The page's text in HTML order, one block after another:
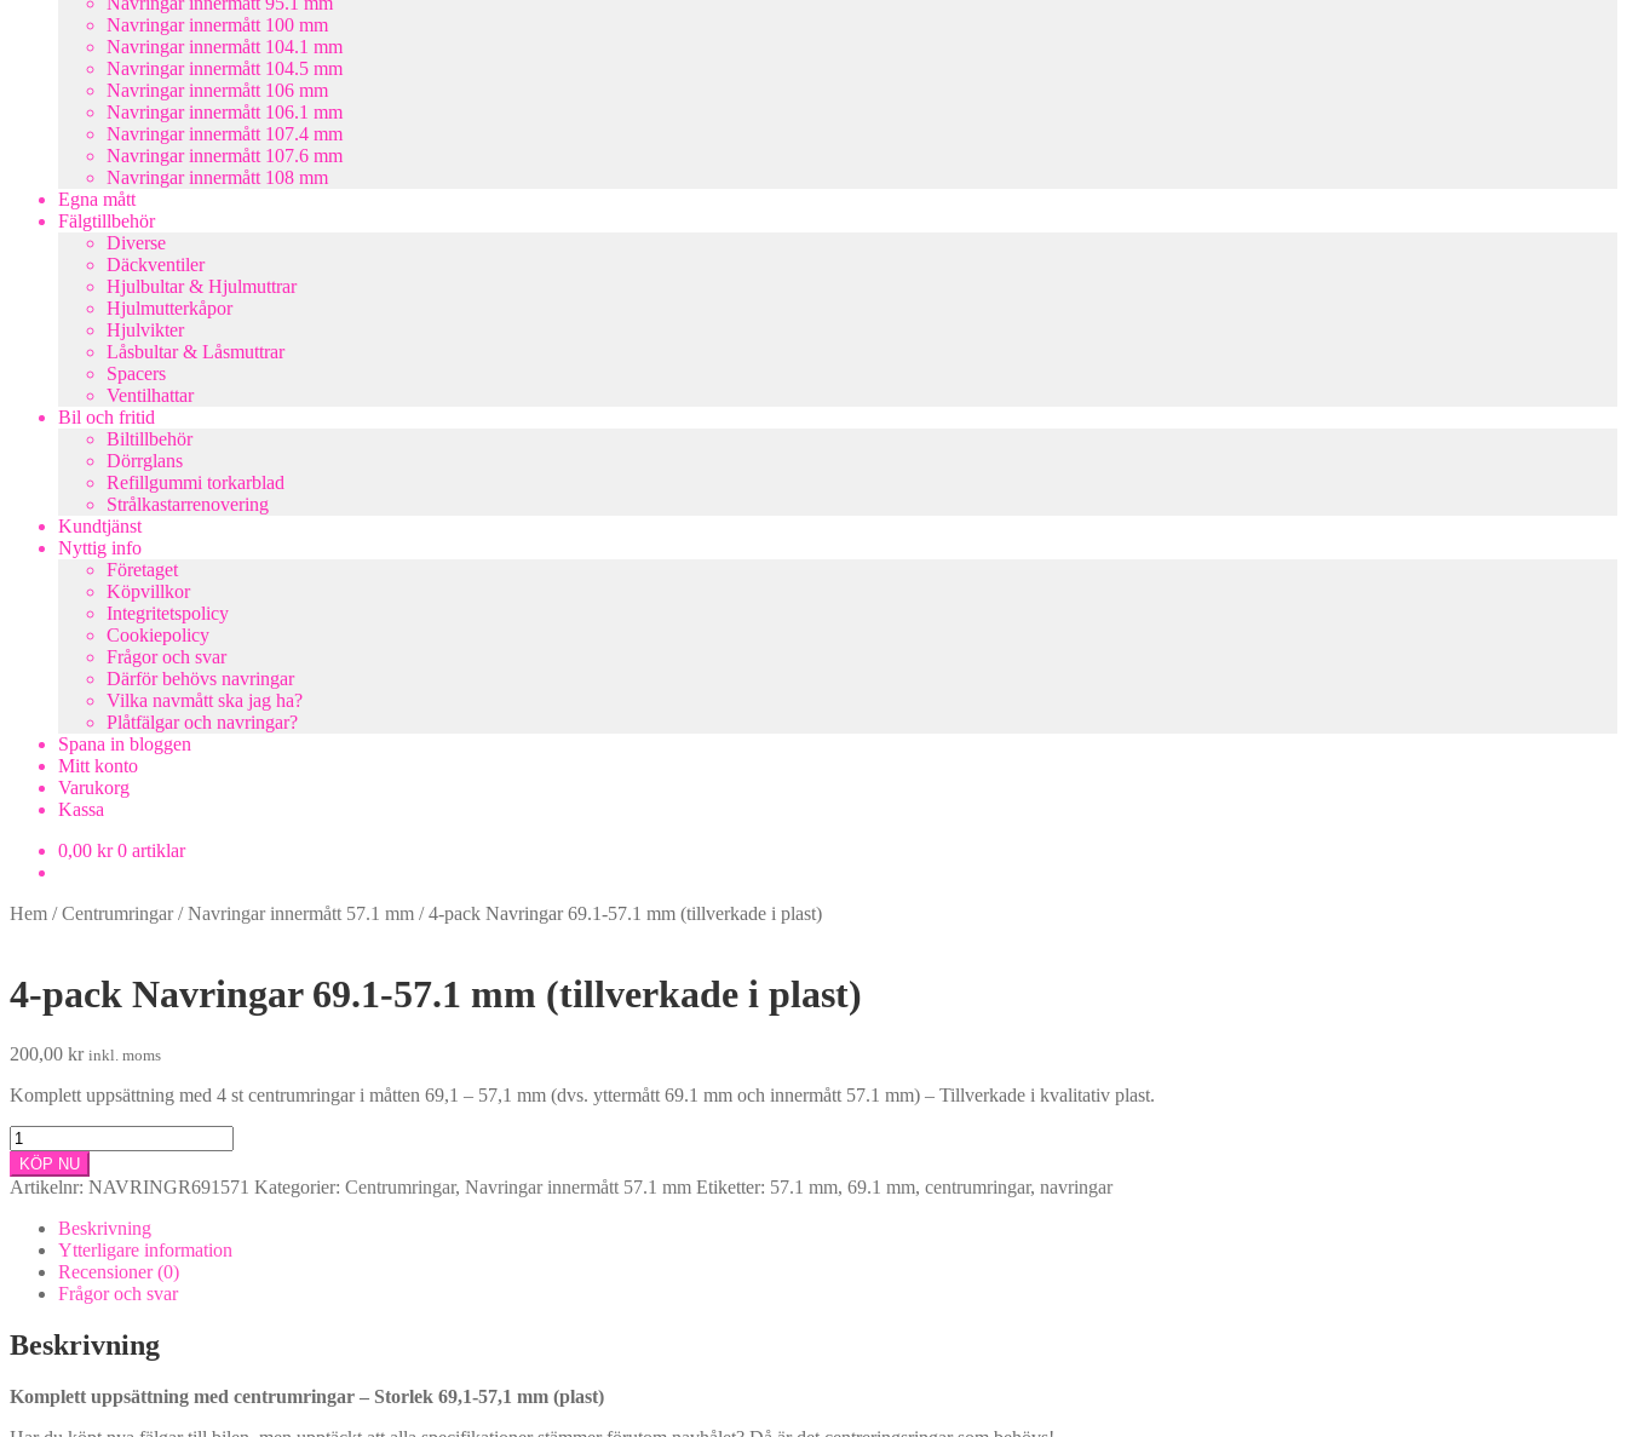
Navringar innermått 100 mm
Navringar innermått 104.1 mm
Navringar innermått 104.5 mm
Navringar innermått 106 mm
Navringar innermått 106.1 mm
Navringar innermått 107.4 mm
Navringar innermått 107.6 mm
Navringar innermått 108 mm
Egna mått
Fälgtillbehör
Diverse
Däckventiler
Hjulbultar & Hjulmuttrar
Hjulmutterkåpor
Hjulvikter
Låsbultar & Låsmuttrar
Spacers
Ventilhattar
Bil och fritid
Biltillbehör
Dörrglans
Refillgummi torkarblad
Strålkastarrenovering
Kundtjänst
Nyttig info
Företaget
Köpvillkor
Integritetspolicy
Cookiepolicy
Frågor och svar
Därför behövs navringar
Vilka navmått ska jag ha?
Plåtfälgar och navringar?
Spana in bloggen
Mitt konto
Varukorg
Kassa
0,00 kr 0 artiklar
Hem /Centrumringar/Navringar innermått 57.1 mm /4-pack Navringar 69.1-57.1 mm (tillverkade i plast)
4-pack Navringar 69.1-57.1 mm (tillverkade i plast)
200,00 kr inkl. moms
Komplett uppsättning med 4 st centrumringar i måtten 69,1 – 57,1 mm (dvs. yttermått 69.1 mm och innermått 57.1 mm) – Tillverkade i kvalitativ plast.
4-
pack
Navringar
69.1-
57.1
(tillverkade
mängd
KÖP NU
Artikelnr: NAVRINGR691571 Kategorier: Centrumringar, Navringar innermått 57.1 mm Etiketter: 57.1 mm, 69.1 mm, centrumringar, navringar
Beskrivning
Ytterligare information
Recensioner (0)
Frågor och svar
Beskrivning
Komplett uppsättning med centrumringar – Storlek 69,1-57,1 mm (plast)